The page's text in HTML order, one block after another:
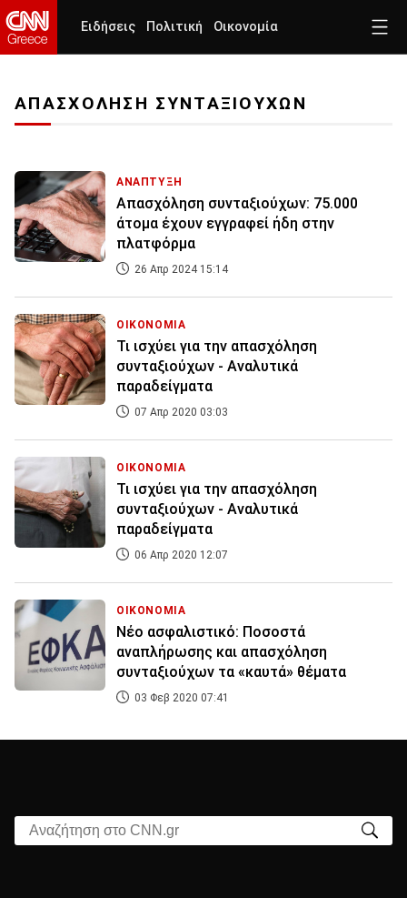
Ειδήσεις Πολιτική Οικονομία
ΑΠΑΣΧΟΛΗΣΗ ΣΥΝΤΑΞΙΟΥΧΩΝ
ΑΝΑΠΤΥΞΗ
Απασχόληση συνταξιούχων: 75.000
άτομα έχουν εγγραφεί ήδη στην
πλατφόρμα
26 Απρ 2024 15:14
ΟΙΚΟΝΟΜΙΑ
Τι ισχύει για την απασχόληση
συνταξιούχων - Αναλυτικά
παραδείγματα
07 Απρ 2020 03:03
ΟΙΚΟΝΟΜΙΑ
Τι ισχύει για την απασχόληση
συνταξιούχων - Αναλυτικά
παραδείγματα
06 Απρ 2020 12:07
ΟΙΚΟΝΟΜΙΑ
Νέο ασφαλιστικό: Ποσοστά
αναπλήρωσης και απασχόληση
συνταξιούχων τα «καυτά» θέματα
03 Φεβ 2020 07:41
Αναζήτηση στο CNN.gr